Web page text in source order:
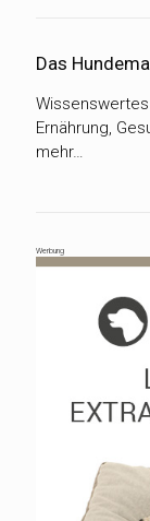
Das
Ernährung,
mehr…
Werbung